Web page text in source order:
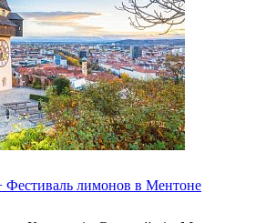
Фестиваль лимонов в Ментоне